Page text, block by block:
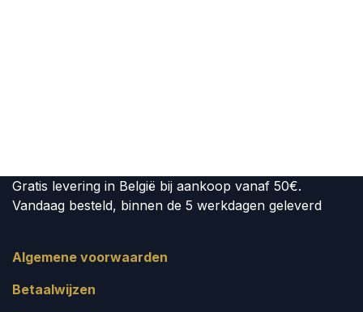
Gratis levering in België bij aankoop vanaf 50€.
Vandaag besteld, binnen de 5 werkdagen geleverd
Algemene voorwaarden
Betaalwijzen